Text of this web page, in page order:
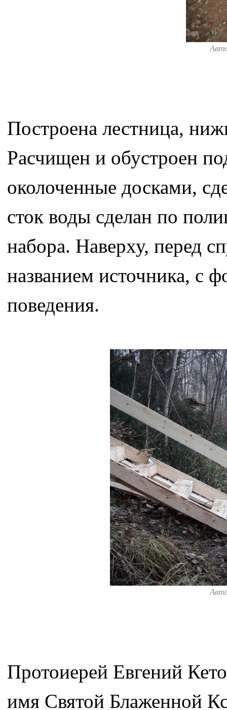
Построена лестница,
Расчищен и обустроен
околоченные досками,
сток воды сделан по
набора. Наверху, перед
названием источника, с
поведения.
Протоиерей Евгений
имя Святой Блаженной